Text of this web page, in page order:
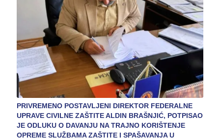
PRIVREMENO POSTAVLJENI DIREKTOR FEDERALNE
UPRAVE CIVILNE ZAŠTITE ALDIN BRAŠNJIĆ, POTPISAO
JE ODLUKU O DAVANJU NA TRAJNO KORIŠTENJE
OPREME SLUŽBAMA ZAŠTITE I SPAŠAVANJA U